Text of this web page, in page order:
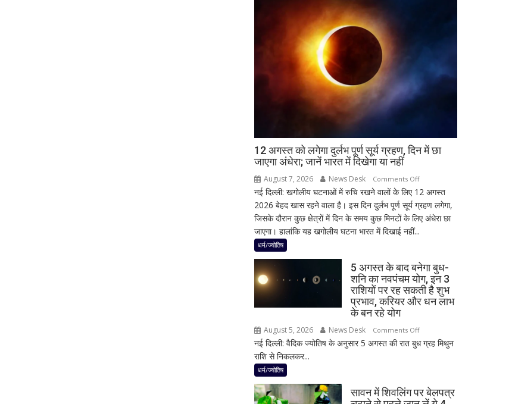
पहला
किया
12 अगस्त को लगेगा दुर्लभ पूर्ण सूर्य ग्रहण, दिन में छा
जाएगा अंधेरा; जानें भारत में दिखेगा या नहीं
August 7, 2026 News Desk Comments Offon
12
अगस्त
को
सूर्य
ग्रहण,
दिन
अंधेरा;
दिखेगा
नई दिल्ली: खगोलीय घटनाओं में रुचि रखने वालों के लिए 12 अगस्त
2026 बेहद खास रहने वाला है। इस दिन दुर्लभ पूर्ण सूर्य ग्रहण लगेगा,
जिसके दौरान कुछ क्षेत्रों में दिन के समय कुछ मिनटों के लिए अंधेरा छा
जाएगा। हालांकि यह खगोलीय घटना भारत में दिखाई नहीं...
धर्म/ज्योतिष
5 अगस्त के बाद बनेगा बुध-
शनि का नवपंचम योग, इन 3
राशियों पर रह सकती है शुभ
प्रभाव, करियर और धन लाभ
के बन रहे योग
August 5, 2026 News Desk Comments Offon
5
बनेगा
नई दिल्ली: वैदिक ज्योतिष के अनुसार 5 अगस्त की रात बुध ग्रह मिथुन
राशि से निकलकर...
धर्म/ज्योतिष
सावन में शिवलिंग पर बेलपत्र